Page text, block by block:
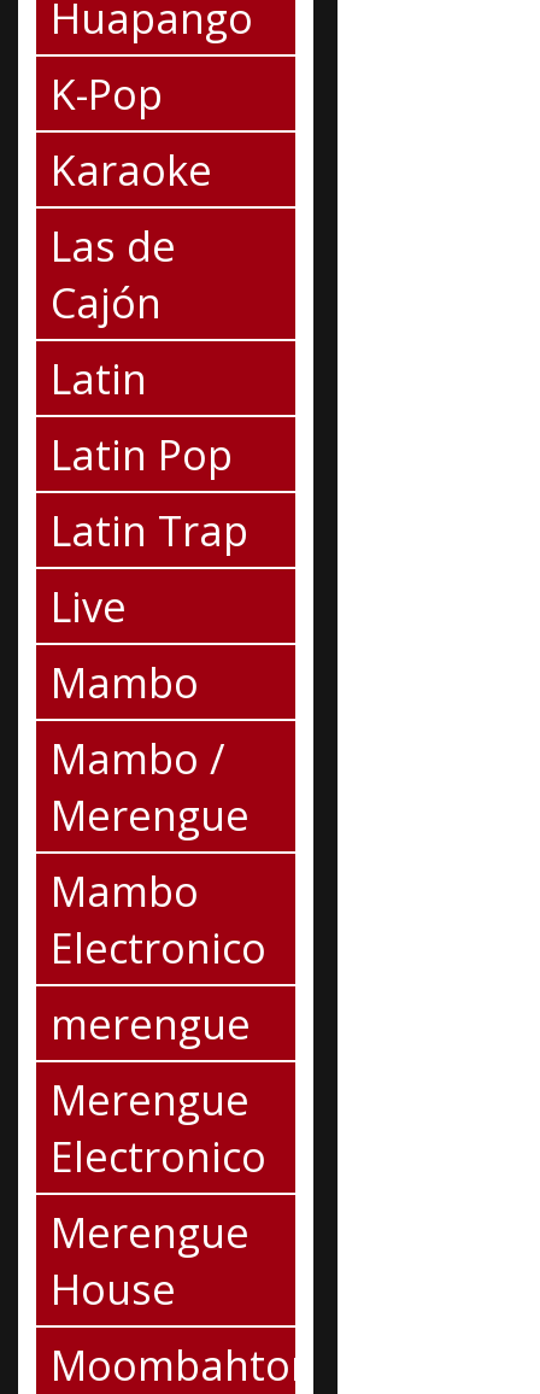
Huapango
K-Pop
Karaoke
Las de
Cajón
Latin
Latin Pop
Latin Trap
Live
Mambo
Mambo /
Merengue
Mambo
Electronico
merengue
Merengue
Electronico
Merengue
House
Moombahton